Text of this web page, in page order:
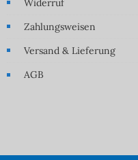
Widerruf
Zahlungsweisen
Versand & Lieferung
AGB